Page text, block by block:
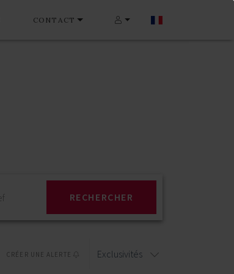
CONTACT
RECHERCHER
CRÉER UNE ALERTE Exclusivités